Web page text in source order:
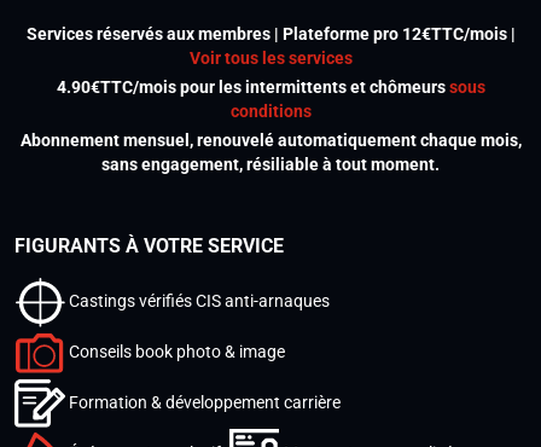
Services réservés aux membres | Plateforme pro 12€TTC/mois |
Voir tous les services
4.90€TTC/mois pour les intermittents et chômeurssous
conditions
Abonnement mensuel, renouvelé automatiquement chaque mois,
sans engagement, résiliable à tout moment.
FIGURANTS À VOTRE SERVICE
Castings vérifiés CIS anti-arnaques
Conseils book photo & image
Formation & développement carrière